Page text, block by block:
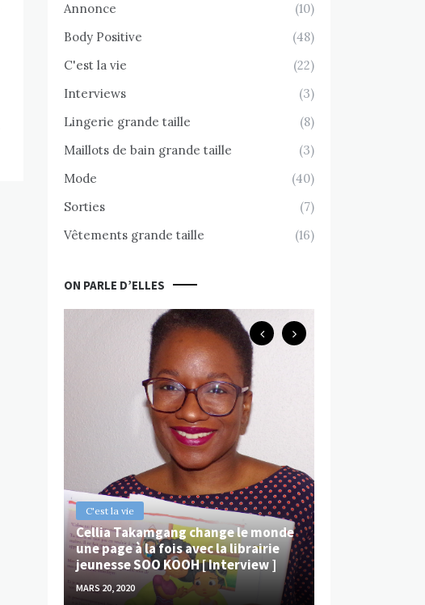
Annonce
(10)
Body Positive
(48)
C'est la vie
(22)
Interviews
(3)
Lingerie grande taille
(8)
Maillots de bain grande taille
(3)
Mode
(40)
Sorties
(7)
Vêtements grande taille
(16)
ON PARLE D’ELLES
C'est la vie
Cellia Takamgang change le monde
une page à la fois avec la librairie
jeunesse SOO KOOH [ Interview ]
MARS 20, 2020